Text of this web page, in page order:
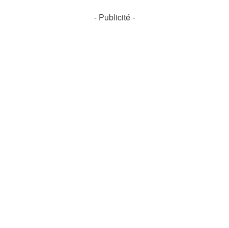
- Publicité -